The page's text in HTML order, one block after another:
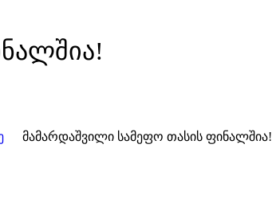
მამარდაშვილი სამეფო თასის ფინალშია!